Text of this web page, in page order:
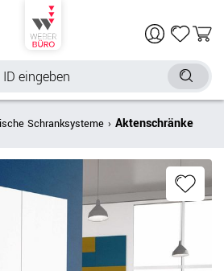
Schranksysteme Aktenschränke